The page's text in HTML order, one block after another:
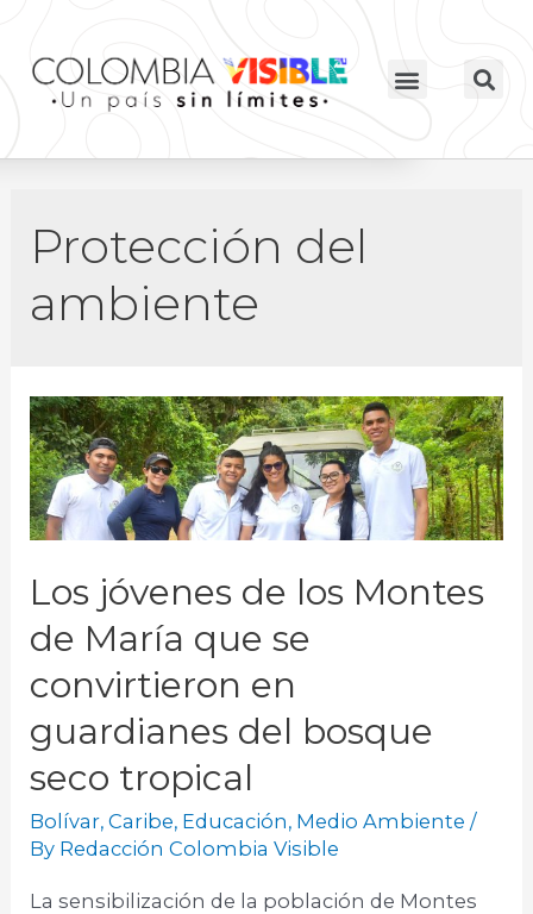
Protección del
ambiente
Los jóvenes de los Montes
de María que se
convirtieron en
guardianes del bosque
seco tropical
Bolívar,Caribe, Educación, Medio Ambiente /
By Redacción Colombia Visible
La sensibilización de la población de Montes